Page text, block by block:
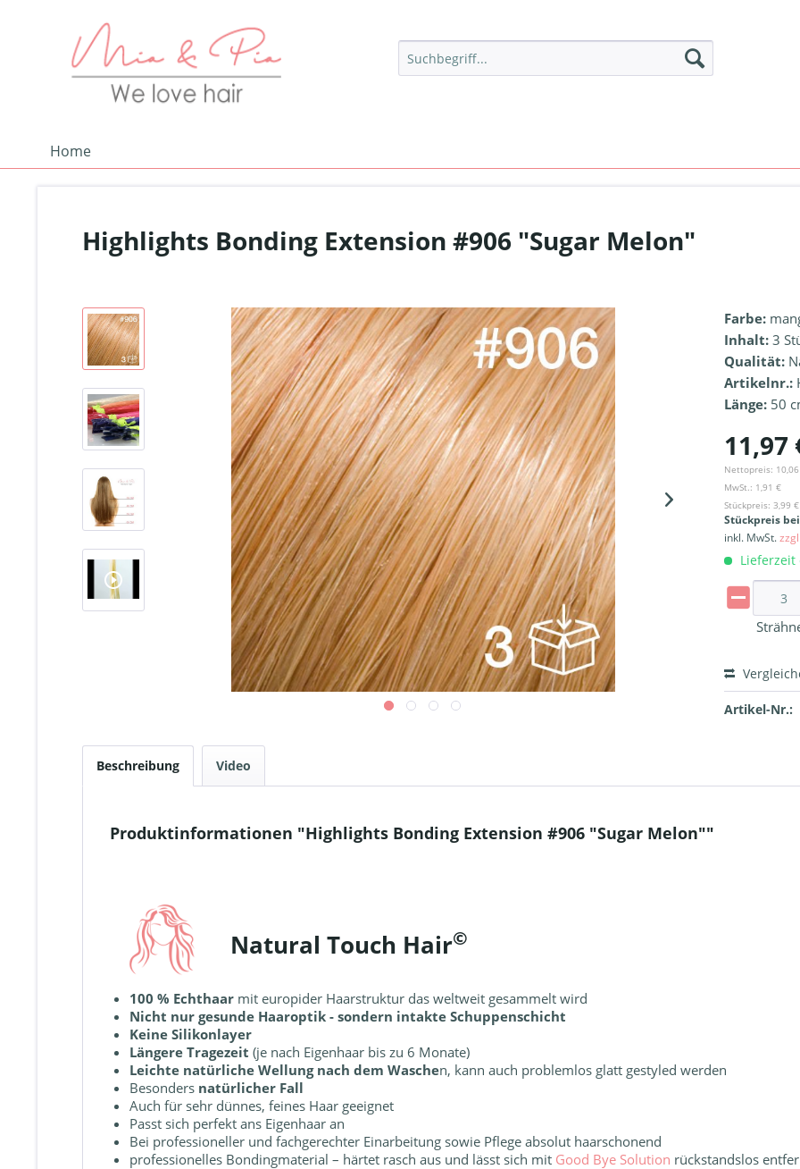
Home
Highlights Bonding Extension #906 "Sugar Melon"
Farbe:
Inhalt: 3
Qualität:
Artikelnr.:
Länge: 50
11,97
Nettopreis:
MwSt.: 1,91 €
Stückpreis: 3,99
Stückpreis
inkl. MwSt.
Lieferzeit
Artikel-Nr.:
Beschreibung Video
Produktinformationen "Highlights Bonding Extension #906 "Sugar Melon""
Natural Touch Hair©
100 % Echthaar mit europider Haarstruktur das weltweit gesammelt wird
Nicht nur gesunde Haaroptik - sondern intakte Schuppenschicht
Keine Silikonlayer
Längere Tragezeit (je nach Eigenhaar bis zu 6 Monate)
Leichte natürliche Wellung nach dem Waschen, kann auch problemlos glatt gestyled werden
Besonders natürlicher Fall
Auch für sehr dünnes, feines Haar geeignet
Passt sich perfekt ans Eigenhaar an
Bei professioneller und fachgerechter Einarbeitung sowie Pflege absolut haarschonend
professionelles Bondingmaterial – härtet rasch aus und lässt sich mit Good Bye Solution rückstandslos